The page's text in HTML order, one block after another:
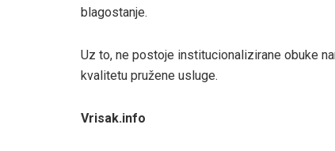
blagostanje.
Uz to, ne postoje institucionalizirane obuke
kvalitetu pružene usluge.
Vrisak.info